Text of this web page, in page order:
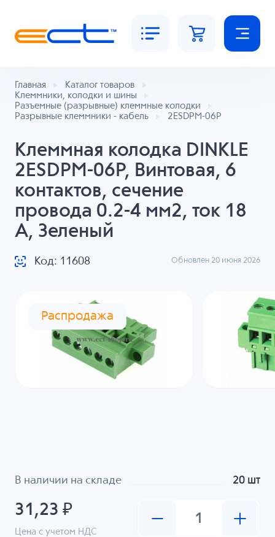
Главная
Каталог товаров
Клеммники, колодки и шины
Разъемные (разрывные) клеммные колодки
Разрывные клеммники - кабель
2ESDPM-06P
Клеммная колодка DINKLE
2ESDPM-06P, Винтовая, 6
контактов, сечение
провода 0.2-4 мм2, ток 18
A, Зеленый
Код: 11608 Обновлен 20 июня 2026
Распродажа
В наличии на складе 20 шт
31,23 ₽
Цена с учетом НДС